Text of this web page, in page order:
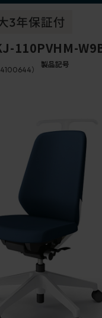
110PVHM-
）
製品記号